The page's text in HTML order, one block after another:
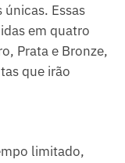
Essas
em quatro
Prata e Bronze,
que irão
limitado,